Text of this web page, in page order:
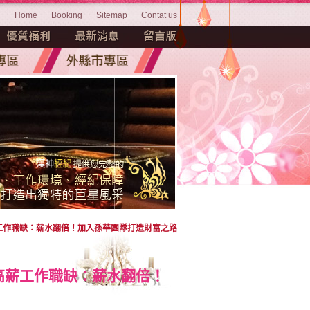
Home Booking Sitemap Contat us
職缺：薪水翻倍！加入孫華團隊打造財富之路
工作職缺：薪水翻倍！